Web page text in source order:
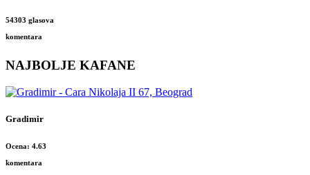
54303 glasova
komentara
NAJBOLJE KAFANE
Gradimir
Ocena: 4.63
komentara